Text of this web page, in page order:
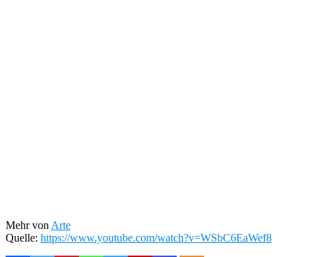
Mehr von Arte
Quelle: https://www.youtube.com/watch?v=WSbC6EaWef8